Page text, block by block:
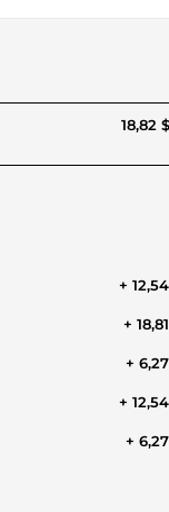
18,82
+
+
+
+
+